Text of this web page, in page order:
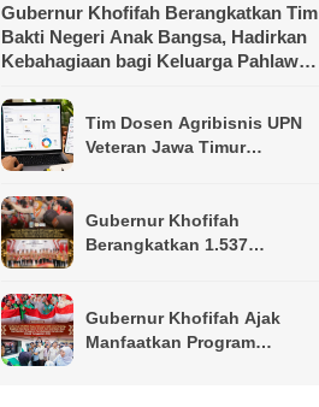
Gubernur Khofifah Berangkatkan Tim
Bakti Negeri Anak Bangsa, Hadirkan
Kebahagiaan bagi Keluarga Pahlawan
Tim Dosen Agribisnis UPN
Veteran Jawa Timur
Kelompok Tani dan UMKM
Gubernur Khofifah
Berangkatkan 1.537
Pesankan Semangat
Persaudaraan
Gubernur Khofifah Ajak
Manfaatkan Program